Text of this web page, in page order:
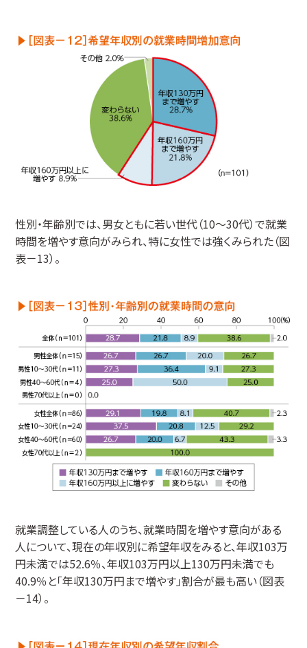
性別・年齢別では、男女ともに若い世代（10～30代）で就業
時間を増やす意向がみられ、特に女性では強くみられた（図
表－13）。
就業調整している人のうち、就業時間を増やす意向がある
人について、現在の年収別に希望年収をみると、年収103万
円未満では52.6％、年収103万円以上130万円未満でも
40.9％と「年収130万円まで増やす」割合が最も高い（図表
－14）。